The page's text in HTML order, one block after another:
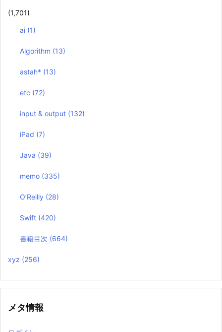
(1,701)
ai (1)
Algorithm (13)
astah* (13)
etc (72)
input & output (132)
iPad (7)
Java (39)
memo (335)
O’Reilly (28)
Swift (420)
書籍目次 (664)
xyz (256)
メタ情報